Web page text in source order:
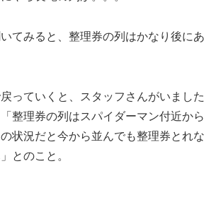
てみると、整理券の列はかなり後にあ
っていくと、スタッフさんがいました
整理券の列はスパイダーマン付近から
状況だと今から並んでも整理券とれな
とのこと。